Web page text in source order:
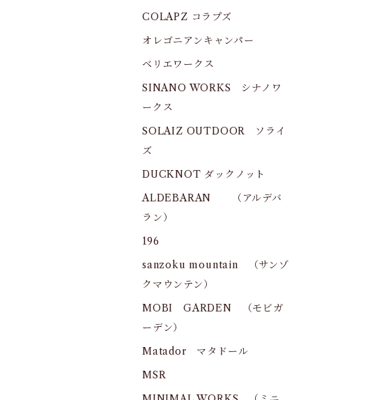
COLAPZ コラプズ
オレゴニアンキャンパー
ベリエワークス
SINANO WORKS シナノワ
ークス
SOLAIZ OUTDOOR ソライ
ズ
DUCKNOT ダックノット
ALDEBARAN （アルデバ
ラン）
196
sanzoku mountain （サンゾ
クマウンテン）
MOBI GARDEN （モビガ
ーデン）
Matador マタドール
MSR